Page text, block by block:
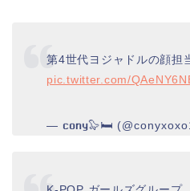
第4世代ヨジャドルの顔担
pic.twitter.com/
— 𝐜𝐨𝐧𝐲🦭🛏️